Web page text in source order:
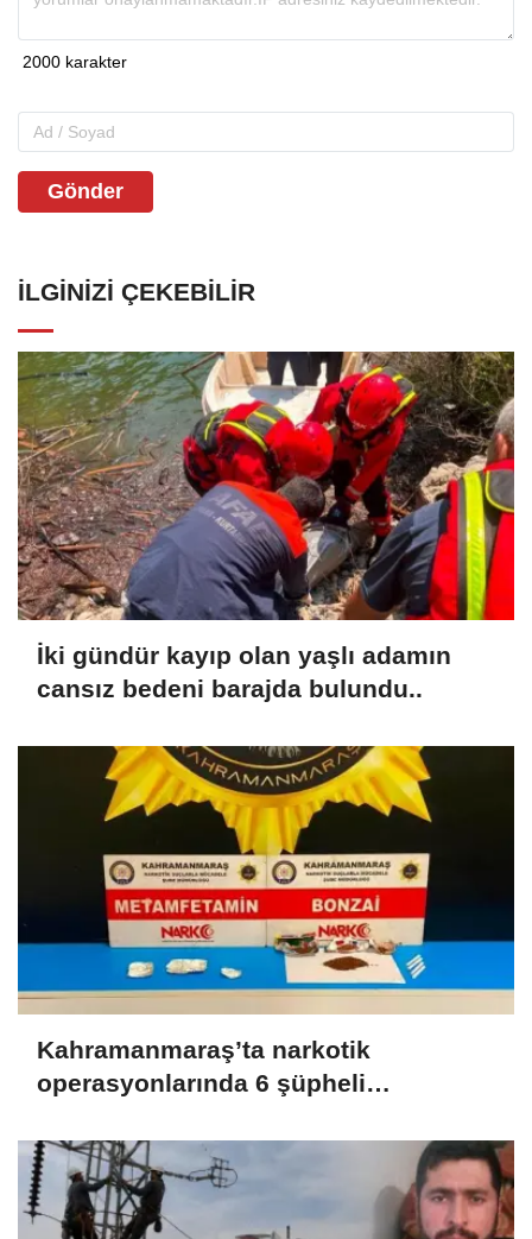
Gönder
İLGINIZI ÇEKEBILIR
İki gündür kayıp olan yaşlı adamın
cansız bedeni barajda bulundu..
Kahramanmaraş’ta narkotik
operasyonlarında 6 şüpheli